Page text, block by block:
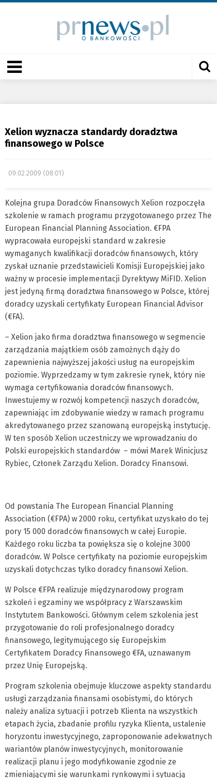
Xelion wyznacza standardy doradztwa
finansowego w Polsce
09.02.2009 (08:01)
Kolejna grupa Doradców Finansowych Xelion rozpoczęła
szkolenie w ramach programu przygotowanego przez The
European Financial Planning Association. €FPA
wypracowała europejski standard w zakresie
wymaganych kwalifikacji doradców finansowych, który
zyskał uznanie przedstawicieli Komisji Europejskiej jako
ważny w procesie implementacji Dyrektywy MiFID. Xelion
jest jedyną firmą doradztwa finansowego w Polsce, której
doradcy uzyskali certyfikaty European Financial Advisor
(€FA).
– Xelion jako firma doradztwa finansowego w segmencie
zarządzania majątkiem osób zamożnych dąży do
zapewnienia najwyższej jakości usług na europejskim
poziomie. Wyprzedzamy w tym zakresie rynek, który nie
wymaga certyfikowania doradców finansowych.
Inwestujemy w rozwój kompetencji naszych doradców,
zapewniając im zdobywanie wiedzy w ramach programu
akredytowanego przez szanowaną europejską instytucję.
W ten sposób Xelion uczestniczy we wprowadzaniu do
Polski europejskich standardów – mówi Marek Winicjusz
Rybiec, Członek Zarządu Xelion. Doradcy Finansowi.
Od powstania The European Financial Planning
Association (€FPA) w 2000 roku, certyfikat uzyskało do tej
pory 15 000 doradców finansowych w całej Europie.
Każdego roku liczba ta powiększa się o kolejne 3000
doradców. W Polsce certyfikaty na poziomie europejskim
uzyskali dotychczas tylko doradcy finansowi Xelion.
W Polsce €FPA realizuje międzynarodowy program
szkoleń i egzaminy we współpracy z Warszawskim
Instytutem Bankowości. Głównym celem szkolenia jest
przygotowanie do roli profesjonalnego doradcy
finansowego, legitymującego się Europejskim
Certyfikatem Doradcy Finansowego €FA, uznawanym
przez Unię Europejską.
Program szkolenia obejmuje kluczowe aspekty standardu
usługi zarządzania finansami osobistymi, do których
należy analiza sytuacji i potrzeb Klienta na wszystkich
etapach życia, zbadanie profilu ryzyka Klienta, ustalenie
horyzontu inwestycyjnego, zaproponowanie adekwatnych
wariantów planów inwestycyjnych, monitorowanie
realizacji planu i jego modyfikowanie zgodnie ze
zmieniającymi się warunkami rynkowymi i sytuacją